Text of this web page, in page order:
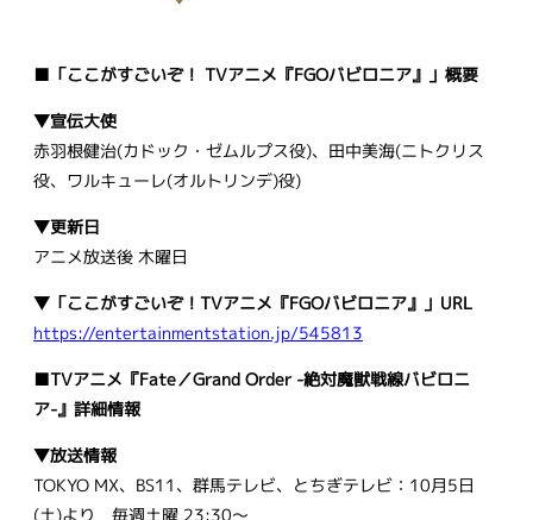
■「ここがすごいぞ！ TVアニメ『FGOバビロニア』」概要
▼宣伝大使
赤羽根健治(カドック・ゼムルプス役)、田中美海(ニトクリス
役、ワルキューレ(オルトリンデ)役)
▼更新日
アニメ放送後 木曜日
▼「ここがすごいぞ！TVアニメ『FGOバビロニア』」URL
https://entertainmentstation.jp/545813
■TVアニメ『Fate／Grand Order -絶対魔獣戦線バビロニ
ア-』詳細情報
▼放送情報
TOKYO MX、BS11、群馬テレビ、とちぎテレビ：10月5日
(土)より 毎週土曜 23:30～